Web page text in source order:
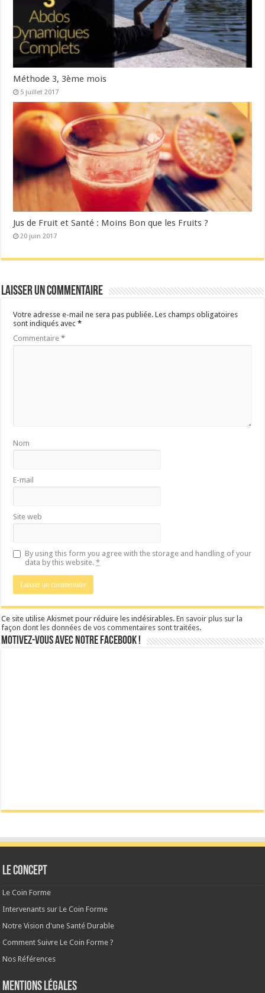
Méthode 3, 3ème mois
5 juillet 2017
Jus de Fruit et Santé : Moins Bon que les Fruits ?
20 juin 2017
Laisser un commentaire
Votre adresse e-mail ne sera pas publiée. Les champs obligatoires
sont indiqués avec*
Commentaire*
Nom
E-mail
Site web
By using this form you agree with the storage and handling of your
data by this website.*
Ce site utilise Akismet pour réduire les indésirables.En savoir plus sur la
façon dont les données de vos commentaires sont traitées.
Motivez-vous avec notre facebook !
Le CONCEPT
Le Coin Forme
Intervenants sur Le Coin Forme
Notre Vision d'une Santé Durable
Comment Suivre Le Coin Forme ?
Nos Références
MENTIONS LÉGALES